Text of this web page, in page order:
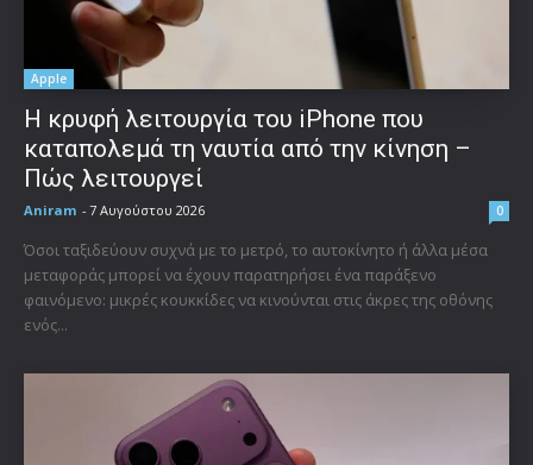
Apple
Η κρυφή λειτουργία του iPhone που
καταπολεμά τη ναυτία από την κίνηση –
Πώς λειτουργεί
Aniram - 7 Αυγούστου 2026 0
Όσοι ταξιδεύουν συχνά με το μετρό, το αυτοκίνητο ή άλλα μέσα
μεταφοράς μπορεί να έχουν παρατηρήσει ένα παράξενο
φαινόμενο: μικρές κουκκίδες να κινούνται στις άκρες της οθόνης
ενός...